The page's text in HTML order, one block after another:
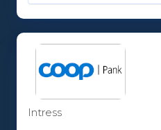
Laenuperiood:
Intress